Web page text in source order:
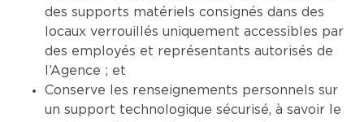
des supports matériels consignés dans des
locaux verrouillés uniquement accessibles par
des employés et représentants autorisés de
l’Agence ; et
Conserve les renseignements personnels sur
un support technologique sécurisé, à savoir le